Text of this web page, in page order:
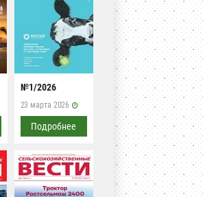
№1/2026
23 марта 2026
Подробнее